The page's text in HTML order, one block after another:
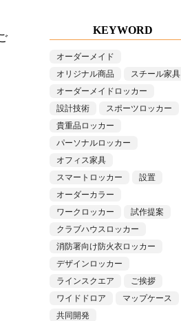
KEYWORD
オーダーメイド
オリジナル商品
スチール家具
オーダーメイドロッカー
設計技術
スポーツロッカー
貴重品ロッカー
パーソナルロッカー
オフィス家具
スマートロッカー
設置
オーダーカラー
ワークロッカー
試作提案
クラブハウスロッカー
消防署向け防火衣ロッカー
デザインロッカー
ラインスクエア
ご挨拶
ワイドドロア
マップケース
共同開発